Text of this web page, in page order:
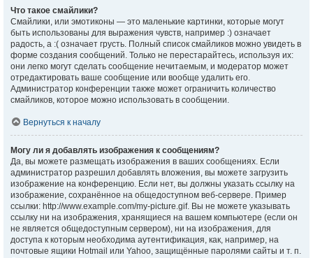
Что такое смайлики?
Смайлики, или эмотиконы — это маленькие картинки, которые могут
быть использованы для выражения чувств, например :) означает
радость, а :( означает грусть. Полный список смайликов можно увидеть в
форме создания сообщений. Только не перестарайтесь, используя их:
они легко могут сделать сообщение нечитаемым, и модератор может
отредактировать ваше сообщение или вообще удалить его.
Администратор конференции также может ограничить количество
смайликов, которое можно использовать в сообщении.
Вернуться к началу
Могу ли я добавлять изображения к сообщениям?
Да, вы можете размещать изображения в ваших сообщениях. Если
администратор разрешил добавлять вложения, вы можете загрузить
изображение на конференцию. Если нет, вы должны указать ссылку на
изображение, сохранённое на общедоступном веб-сервере. Пример
ссылки: http://www.example.com/my-picture.gif. Вы не можете указывать
ссылку ни на изображения, хранящиеся на вашем компьютере (если он
не является общедоступным сервером), ни на изображения, для
доступа к которым необходима аутентификация, как, например, на
почтовые ящики Hotmail или Yahoo, защищённые паролями сайты и т. п.